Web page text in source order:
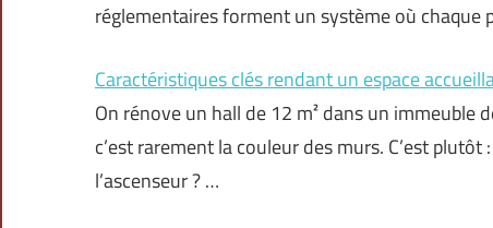
réglementaires forment un système où chaque
Caractéristiques clés rendant un espace
On rénove un hall de 12 m² dans un immeuble
c’est rarement la couleur des murs. C’est
l’ascenseur ? …